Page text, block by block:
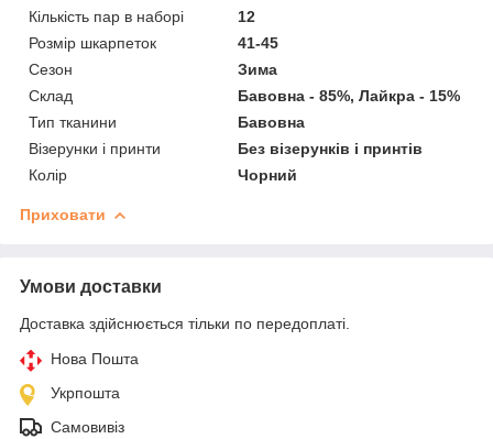
Кількість пар в наборі
12
Розмір шкарпеток
41-45
Сезон
Зима
Склад
Бавовна - 85%, Лайкра - 15%
Тип тканини
Бавовна
Візерунки і принти
Без візерунків і принтів
Колір
Чорний
Приховати
Умови доставки
Доставка здійснюється тільки по передоплаті.
Нова Пошта
Укрпошта
Самовивіз